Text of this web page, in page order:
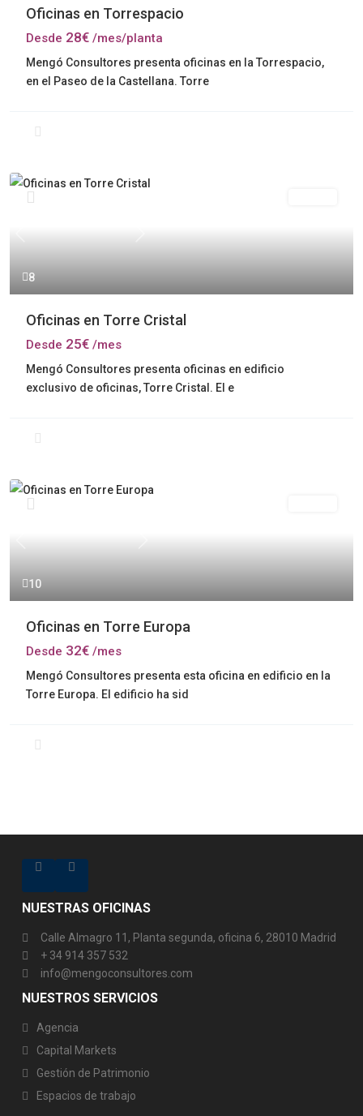
Oficinas en Torrespacio
Desde 28€ /mes/planta
Mengó Consultores presenta oficinas en la Torrespacio,
en el Paseo de la Castellana. Torre
8
Previous Next
Oficinas en Torre Cristal
Desde 25€ /mes
Mengó Consultores presenta oficinas en edificio
exclusivo de oficinas, Torre Cristal. El e
10
Previous Next
Oficinas en Torre Europa
Desde 32€ /mes
Mengó Consultores presenta esta oficina en edificio en la
Torre Europa. El edificio ha sid
NUESTRAS OFICINAS
Calle Almagro 11, Planta segunda, oficina 6, 28010 Madrid
+ 34 914 357 532
info@mengoconsultores.com
NUESTROS SERVICIOS
Agencia
Capital Markets
Gestión de Patrimonio
Espacios de trabajo